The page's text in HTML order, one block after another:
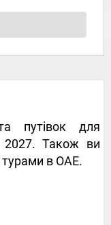
путівок для
2027. Також ви
в ОАЕ.